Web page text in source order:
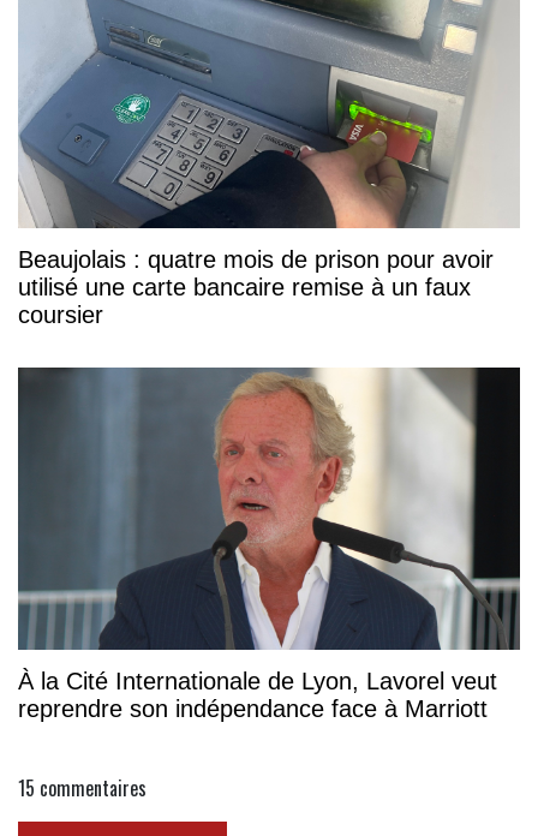
Beaujolais : quatre mois de prison pour avoir
utilisé une carte bancaire remise à un faux
coursier
À la Cité Internationale de Lyon, Lavorel veut
reprendre son indépendance face à Marriott
15 commentaires